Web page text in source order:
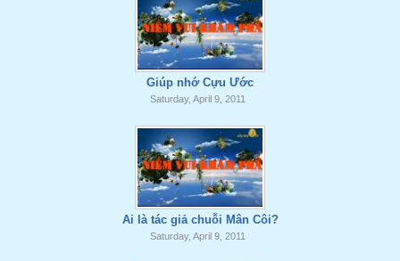
Giúp nhớ Cựu Ước
Saturday, April 9, 2011
Ai là tác giả chuỗi Mân Côi?
Saturday, April 9, 2011